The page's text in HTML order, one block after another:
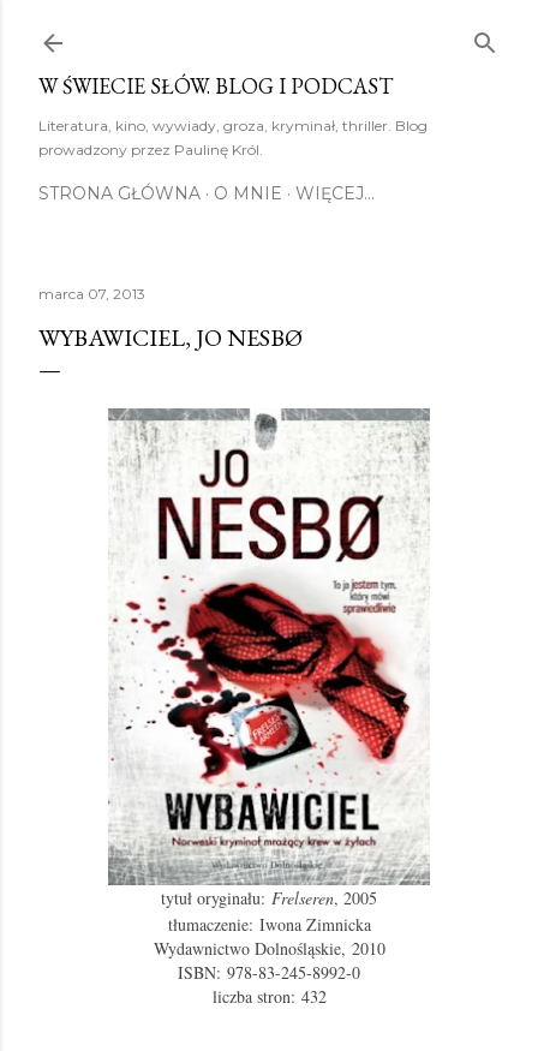
W ŚWIECIE SŁÓW. BLOG I PODCAST
Literatura, kino, wywiady, groza, kryminał, thriller. Blog
prowadzony przez Paulinę Król.
STRONA GŁÓWNA O MNIE WIĘCEJ…
marca 07, 2013
WYBAWICIEL, JO NESBØ
tytuł oryginału: Frelseren, 2005
tłumaczenie: Iwona Zimnicka
Wydawnictwo Dolnośląskie, 2010
ISBN: 978-83-245-8992-0
liczba stron: 432